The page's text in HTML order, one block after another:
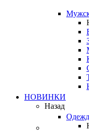
НОВИНКИ
Назад